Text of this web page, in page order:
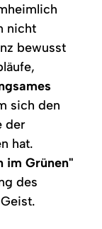
nicht
bewusst
sich den
der
hat.
im Grünen"
des